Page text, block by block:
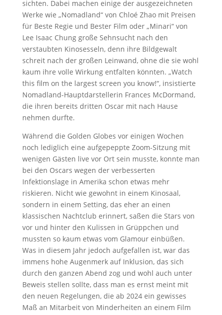
sichten. Dabei machen einige der ausgezeichneten
Werke wie „Nomadland“ von Chloé Zhao mit Preisen
für Beste Regie und Bester Film oder „Minari“ von
Lee Isaac Chung große Sehnsucht nach den
verstaubten Kinosesseln, denn ihre Bildgewalt
schreit nach der großen Leinwand, ohne die sie wohl
kaum ihre volle Wirkung entfalten könnten. „Watch
this film on the largest screen you know!“, insistierte
Nomadland-Hauptdarstellerin Frances McDormand,
die ihren bereits dritten Oscar mit nach Hause
nehmen durfte.
Während die Golden Globes vor einigen Wochen
noch lediglich eine aufgepeppte Zoom-Sitzung mit
wenigen Gästen live vor Ort sein musste, konnte man
bei den Oscars wegen der verbesserten
Infektionslage in Amerika schon etwas mehr
riskieren. Nicht wie gewohnt in einem Kinosaal,
sondern in einem Setting, das eher an einen
klassischen Nachtclub erinnert, saßen die Stars von
vor und hinter den Kulissen in Grüppchen und
mussten so kaum etwas vom Glamour einbüßen.
Was in diesem Jahr jedoch aufgefallen ist, war das
immens hohe Augenmerk auf Inklusion, das sich
durch den ganzen Abend zog und wohl auch unter
Beweis stellen sollte, dass man es ernst meint mit
den neuen Regelungen, die ab 2024 ein gewisses
Maß an Mitarbeit von Minderheiten an einem Film